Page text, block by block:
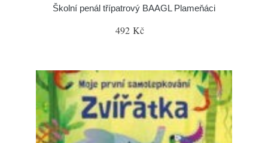
Školní penál třípatrový BAAGL Plameňáci
492 Kč